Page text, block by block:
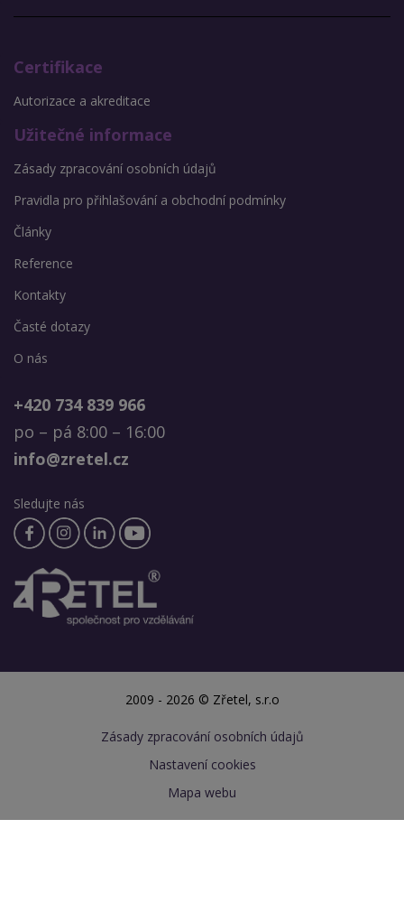
Certifikace
Autorizace a akreditace
Užitečné informace
Zásady zpracování osobních údajů
Pravidla pro přihlašování a obchodní podmínky
Články
Reference
Kontakty
Časté dotazy
O nás
+420 734 839 966
po – pá 8:00 – 16:00
info@zretel.cz
Sledujte nás
2009 - 2026 © Zřetel, s.r.o
Zásady zpracování osobních údajů
Nastavení cookies
Mapa webu